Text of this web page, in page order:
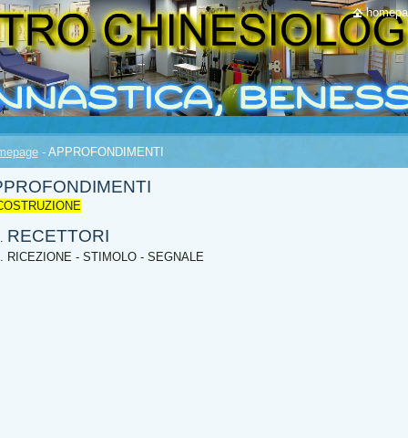
- APPROFONDIMENTI
RECETTORI
RICEZIONE - STIMOLO - SEGNALE